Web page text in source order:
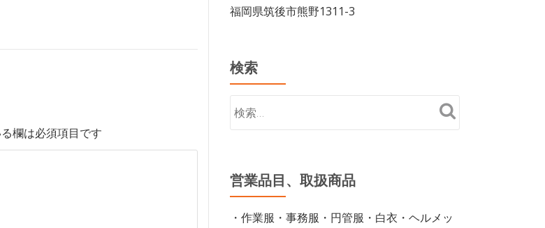
欄は必須項目です
福岡県筑後市熊野1311-3
検索
営業品目、取扱商品
・作業服・事務服・円管服・白衣・ヘルメッ